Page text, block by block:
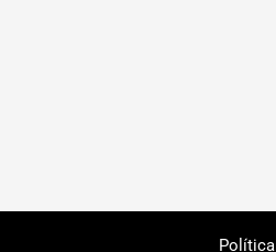
Política